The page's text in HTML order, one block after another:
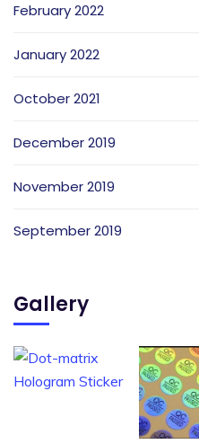
February 2022
January 2022
October 2021
December 2019
November 2019
September 2019
Gallery